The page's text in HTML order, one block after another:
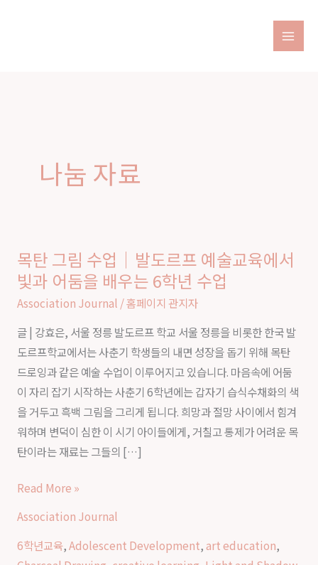
나눔 자료
목탄 그림 수업｜발도르프 예술교육에서
빛과 어둠을 배우는 6학년 수업
Association Journal /홈페이지 관지자
글 | 강효은, 서울 정릉 발도르프 학교 서울 정릉을 비롯한 한국 발
도르프학교에서는 사춘기 학생들의 내면 성장을 돕기 위해 목탄
드로잉과 같은 예술 수업이 이루어지고 있습니다. 마음속에 어둠
이 자리 잡기 시작하는 사춘기 6학년에는 갑자기 습식수채화의 색
을 거두고 흑백 그림을 그리게 됩니다. 희망과 절망 사이에서 힘겨
워하며 변덕이 심한 이 시기 아이들에게, 거칠고 통제가 어려운 목
탄이라는 재료는 그들의 […]
목
탄
그
수
업
｜
발
도
르
프
술
교
Read More »
Association Journal
6학년교육,Adolescent Development,art education,